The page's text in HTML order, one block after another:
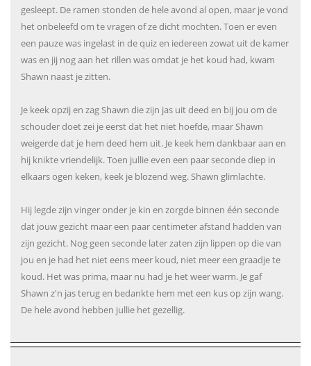
gesleept. De ramen stonden de hele avond al open, maar je vond
het onbeleefd om te vragen of ze dicht mochten. Toen er even
een pauze was ingelast in de quiz en iedereen zowat uit de kamer
was en jij nog aan het rillen was omdat je het koud had, kwam
Shawn naast je zitten.
Je keek opzij en zag Shawn die zijn jas uit deed en bij jou om de
schouder doet zei je eerst dat het niet hoefde, maar Shawn
weigerde dat je hem deed hem uit. Je keek hem dankbaar aan en
hij knikte vriendelijk. Toen jullie even een paar seconde diep in
elkaars ogen keken, keek je blozend weg. Shawn glimlachte.
Hij legde zijn vinger onder je kin en zorgde binnen één seconde
dat jouw gezicht maar een paar centimeter afstand hadden van
zijn gezicht. Nog geen seconde later zaten zijn lippen op die van
jou en je had het niet eens meer koud, niet meer een graadje te
koud. Het was prima, maar nu had je het weer warm. Je gaf
Shawn z'n jas terug en bedankte hem met een kus op zijn wang.
De hele avond hebben jullie het gezellig.